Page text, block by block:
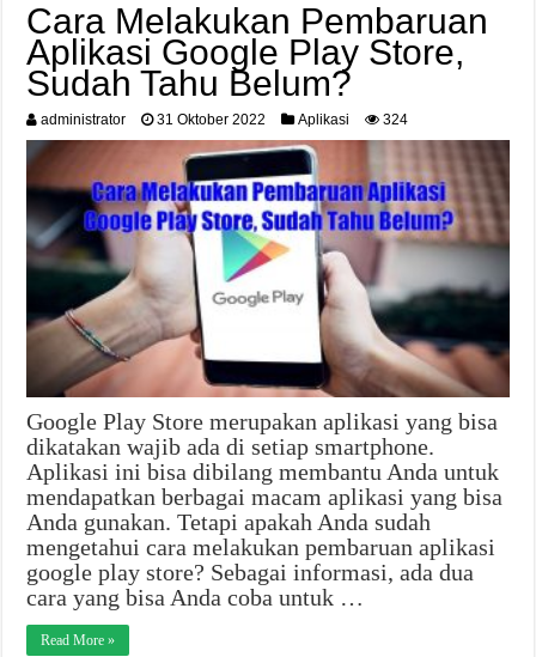
Cara Melakukan Pembaruan
Aplikasi Google Play Store,
Sudah Tahu Belum?
administrator 31 Oktober 2022 Aplikasi 324
Google Play Store merupakan aplikasi yang bisa
dikatakan wajib ada di setiap smartphone.
Aplikasi ini bisa dibilang membantu Anda untuk
mendapatkan berbagai macam aplikasi yang bisa
Anda gunakan. Tetapi apakah Anda sudah
mengetahui cara melakukan pembaruan aplikasi
google play store? Sebagai informasi, ada dua
cara yang bisa Anda coba untuk …
Read More »